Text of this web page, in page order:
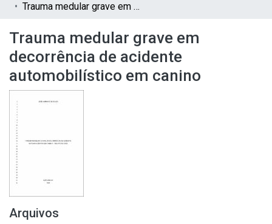
Trauma medular grave em decorrência de acidente automobilístico em canino
Trauma medular grave em
decorrência de acidente
automobilístico em canino
Arquivos